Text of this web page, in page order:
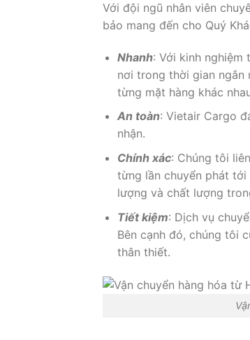
Với đội ngũ nhân viên
bảo mang đến cho Quý
Nhanh: Với kinh nghiệm
nơi trong thời gian ngắn
từng mặt hàng khác
An toàn: Vietair Cargo
nhận.
Chính xác: Chúng tôi
từng lần chuyển phát tới
lượng và chất lượng
Tiết kiệm: Dịch vụ
Bên cạnh đó, chúng tôi
thân thiết.